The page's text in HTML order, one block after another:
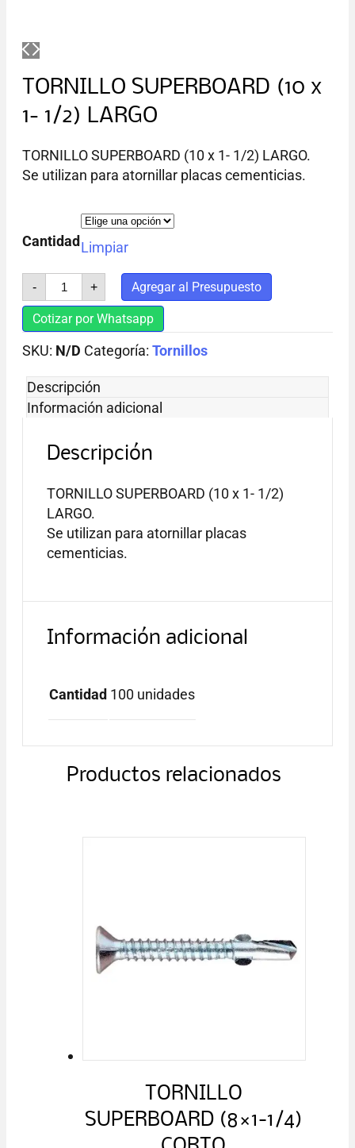
TORNILLO SUPERBOARD (10 x
1- 1/2) LARGO
TORNILLO SUPERBOARD (10 x 1- 1/2) LARGO.
Se utilizan para atornillar placas cementicias.
Cantidad Limpiar
-
TORNILLO
SUPERBOARD
(10
x
1-
1/2)
cantidad
+ Agregar al Presupuesto
Cotizar por Whatsapp
SKU: N/D Categoría: Tornillos
Descripción
Información adicional
Descripción
TORNILLO SUPERBOARD (10 x 1- 1/2)
LARGO.
Se utilizan para atornillar placas
cementicias.
Información adicional
Cantidad 100 unidades
Productos relacionados
TORNILLO
SUPERBOARD (8×1-1/4)